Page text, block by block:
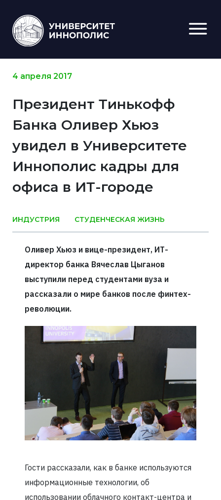
4 апреля 2017
Президент Тинькофф
Банка Оливер Хьюз
увидел в Университете
Иннополис кадры для
офиса в ИТ-городе
ИНДУСТРИЯ СТУДЕНЧЕСКАЯ ЖИЗНЬ
Оливер Хьюз и вице-президент, ИТ-
директор банка Вячеслав Цыганов
выступили перед студентами вуза и
рассказали о мире банков после финтех-
революции.
Гости рассказали, как в банке используются
информационные технологии, об
использовании облачного контакт-центра и